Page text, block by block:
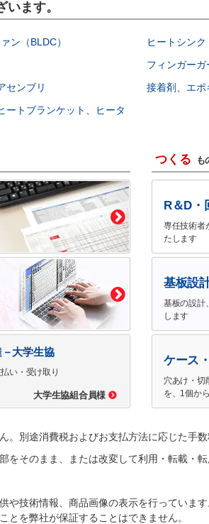
ます。
ン（BLDC） ヒートシンク
フィンガー
センブリ 接着剤、エポ
ートブランケット、ヒータ
大学生協
い・受け取り
大学生協組合員様
つくる も
R＆D・
専任技術者
たします
基板設
基板の設計
します
ケース
穴あけ・切
を、1個か
別途消費税およびお支払方法に応じた手数
そのまま、または改変して利用・転載・転
技術情報、商品画像の表示を行っています
とを弊社が保証することはできません。